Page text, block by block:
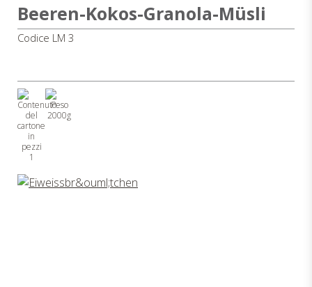
Beeren-Kokos-Granola-Müsli
Codice LM 3
1
2000g